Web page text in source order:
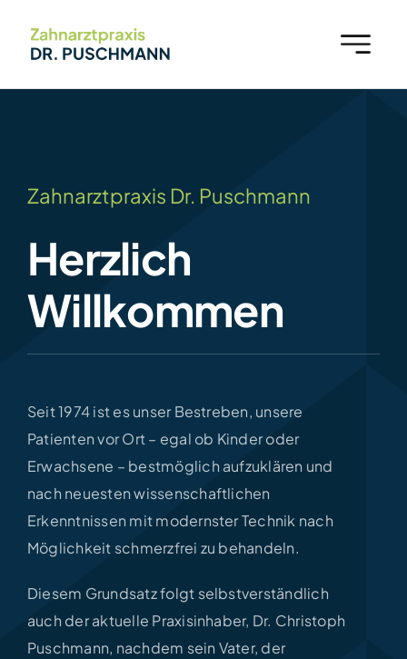
Inhalt
Zahnarztpraxis Dr. Puschmann
Herzlich
Willkommen
Seit 1974 ist es unser Bestreben, unsere
Patienten vor Ort – egal ob Kinder oder
Erwachsene – bestmöglich aufzuklären und
nach neuesten wissenschaftlichen
Erkenntnissen mit modernster Technik nach
Möglichkeit schmerzfrei zu behandeln.
Diesem Grundsatz folgt selbstverständlich
auch der aktuelle Praxisinhaber, Dr. Christoph
Puschmann, nachdem sein Vater, der